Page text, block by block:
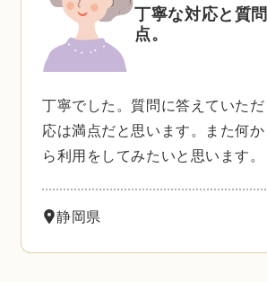
丁寧な対応と質
点。
丁寧でした。質問に答えていた
応は満点だと思います。また何
ら利用をしてみたいと思います。
静岡県